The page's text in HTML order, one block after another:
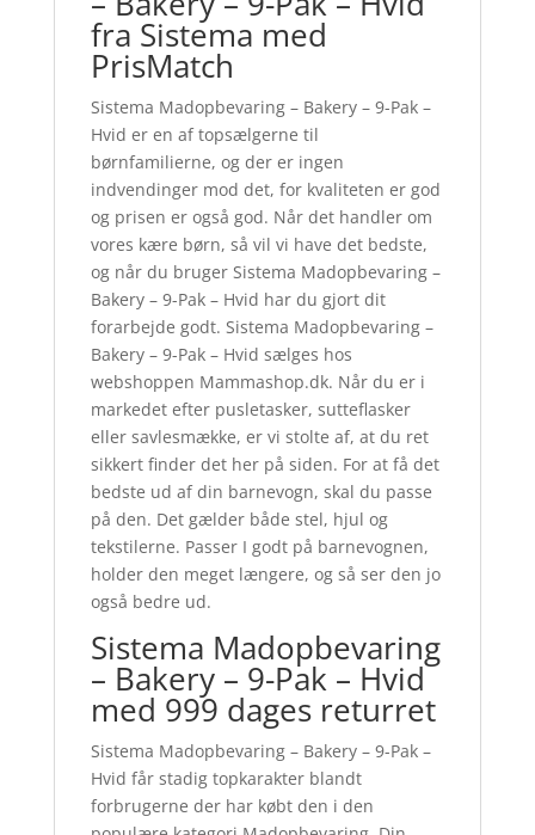
fra Sistema med
PrisMatch
Sistema Madopbevaring – Bakery – 9-Pak –
Hvid er en af topsælgerne til
børnfamilierne, og der er ingen
indvendinger mod det, for kvaliteten er god
og prisen er også god. Når det handler om
vores kære børn, så vil vi have det bedste,
og når du bruger Sistema Madopbevaring –
Bakery – 9-Pak – Hvid har du gjort dit
forarbejde godt. Sistema Madopbevaring –
Bakery – 9-Pak – Hvid sælges hos
webshoppen Mammashop.dk. Når du er i
markedet efter pusletasker, sutteflasker
eller savlesmække, er vi stolte af, at du ret
sikkert finder det her på siden. For at få det
bedste ud af din barnevogn, skal du passe
på den. Det gælder både stel, hjul og
tekstilerne. Passer I godt på barnevognen,
holder den meget længere, og så ser den jo
også bedre ud.
Sistema Madopbevaring
– Bakery – 9-Pak – Hvid
med 999 dages returret
Sistema Madopbevaring – Bakery – 9-Pak –
Hvid får stadig topkarakter blandt
forbrugerne der har købt den i den